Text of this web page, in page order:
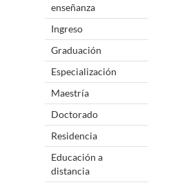
enseñanza
Ingreso
Graduación
Especialización
Maestría
Doctorado
Residencia
Educación a
distancia